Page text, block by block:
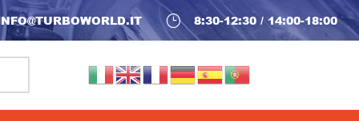
} 8:30-12:30 / 14:00-18:00